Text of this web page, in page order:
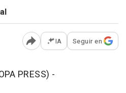
Abrir opciones para
IA Seguir en
PRESS) -